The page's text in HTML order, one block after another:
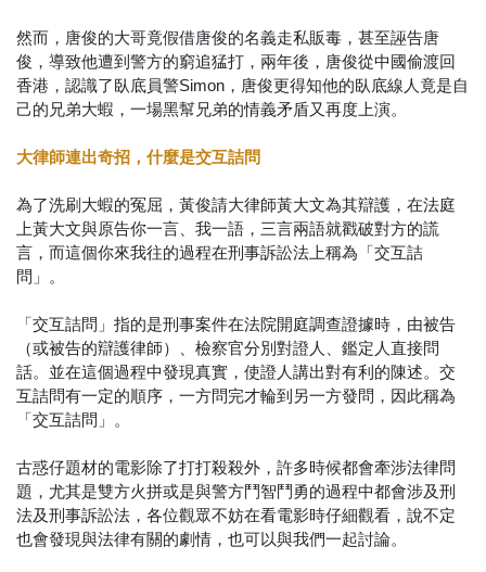
然而，唐俊的大哥竟假借唐俊的名義走私販毒，甚至誣告唐
俊，導致他遭到警方的窮追猛打，兩年後，唐俊從中國偷渡回
香港，認識了臥底員警Simon，唐俊更得知他的臥底線人竟是自
己的兄弟大蝦，一場黑幫兄弟的情義矛盾又再度上演。
大律師連出奇招，什麼是交互詰問
為了洗刷大蝦的冤屈，黃俊請大律師黃大文為其辯護，在法庭
上黃大文與原告你一言、我一語，三言兩語就戳破對方的謊
言，而這個你來我往的過程在刑事訴訟法上稱為「交互詰
問」。
「交互詰問」指的是刑事案件在法院開庭調查證據時，由被告
（或被告的辯護律師）、檢察官分別對證人、鑑定人直接問
話。並在這個過程中發現真實，使證人講出對有利的陳述。交
互詰問有一定的順序，一方問完才輪到另一方發問，因此稱為
「交互詰問」。
古惑仔題材的電影除了打打殺殺外，許多時候都會牽涉法律問
題，尤其是雙方火拼或是與警方鬥智鬥勇的過程中都會涉及刑
法及刑事訴訟法，各位觀眾不妨在看電影時仔細觀看，說不定
也會發現與法律有關的劇情，也可以與我們一起討論。